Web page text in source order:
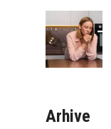
Arhive